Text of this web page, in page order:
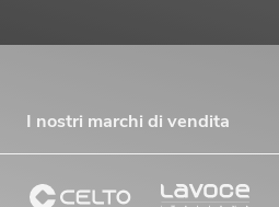
I nostri marchi di vendita